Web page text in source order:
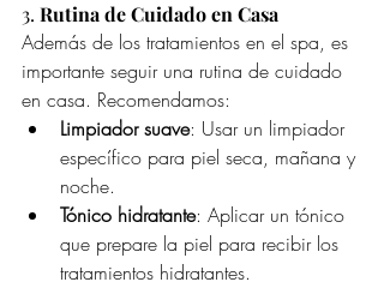
3. Rutina de Cuidado en Casa
Además de los tratamientos en el spa, es
importante seguir una rutina de cuidado
en casa. Recomendamos:
Limpiador suave: Usar un limpiador
específico para piel seca, mañana y
noche.
Tónico hidratante: Aplicar un tónico
que prepare la piel para recibir los
tratamientos hidratantes.